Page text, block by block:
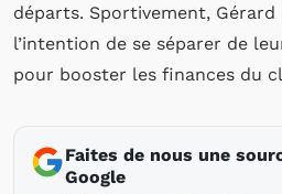
départs. Sportivement,
l’intention de se séparer de
pour booster les finances du
Faites de nous une
Google